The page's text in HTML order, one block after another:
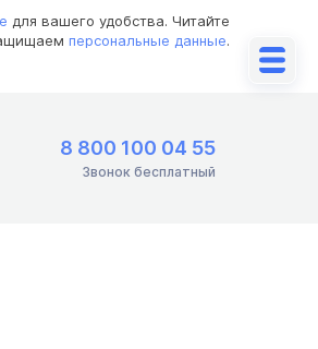
для вашего удобства. Читайте
персональные данные.
8 800 100 04 55
Звонок бесплатный